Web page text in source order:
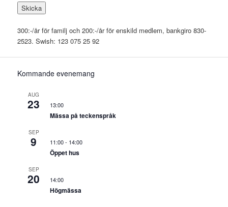
300:-/år för familj och 200:-/år för enskild medlem, bankgiro 830-
2523. Swish: 123 075 25 92
Kommande evenemang
AUG
23 13:00
Mässa på teckenspråk
SEP
9 11:00- 14:00
Öppet hus
SEP
20 14:00
Högmässa